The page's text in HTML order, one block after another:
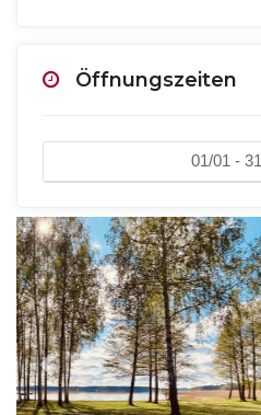
Öffnungszeiten
01/01
Previous